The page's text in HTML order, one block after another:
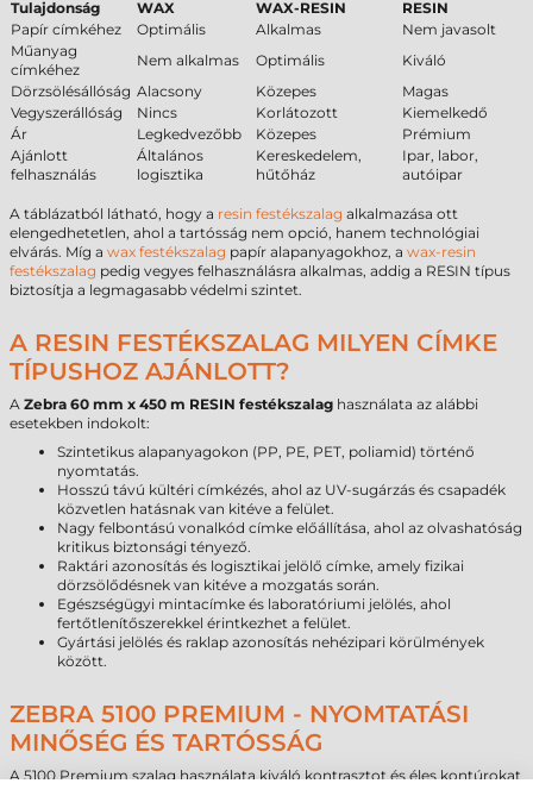
Tulajdonság WAX WAX-RESIN
RESIN
Papír címkéhez
Optimális Alkalmas
Nem javasolt
Műanyag
címkéhez
Nem alkalmas Optimális
Kiváló
Dörzsölésállóság Alacsony Közepes
Magas
Vegyszerállóság
Nincs Korlátozott
Kiemelkedő
Ár
Legkedvezőbb Közepes
Prémium
Ajánlott
felhasználás
Általános
logisztika
Kereskedelem,
hűtőház
Ipar, labor,
autóipar
A táblázatból látható, hogy a resin festékszalag alkalmazása ott
elengedhetetlen, ahol a tartósság nem opció, hanem technológiai
elvárás. Míg a wax festékszalag papír alapanyagokhoz, a wax-resin
festékszalag pedig vegyes felhasználásra alkalmas, addig a RESIN típus
biztosítja a legmagasabb védelmi szintet.
A RESIN FESTÉKSZALAG MILYEN CÍMKE
TÍPUSHOZ AJÁNLOTT?
A Zebra 60 mm x 450 m RESIN festékszalag használata az alábbi
esetekben indokolt:
Szintetikus alapanyagokon (PP, PE, PET, poliamid) történő
nyomtatás.
Hosszú távú kültéri címkézés, ahol az UV-sugárzás és csapadék
közvetlen hatásnak van kitéve a felület.
Nagy felbontású vonalkód címke előállítása, ahol az olvashatóság
kritikus biztonsági tényező.
Raktári azonosítás és logisztikai jelölő címke, amely fizikai
dörzsölődésnek van kitéve a mozgatás során.
Egészségügyi mintacímke és laboratóriumi jelölés, ahol
fertőtlenítőszerekkel érintkezhet a felület.
Gyártási jelölés és raklap azonosítás nehézipari körülmények
között.
ZEBRA 5100 PREMIUM - NYOMTATÁSI
MINŐSÉG ÉS TARTÓSSÁG
A 5100 Premium szalag használata kiváló kontrasztot és éles kontúrokat